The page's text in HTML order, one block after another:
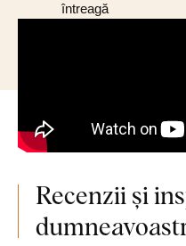
întreagă
Recenzii și